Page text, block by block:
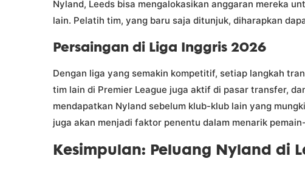
Nyland, Leeds bisa mengalokasikan anggaran mereka
lain. Pelatih tim, yang baru saja ditunjuk, diharapkan
Persaingan di Liga Inggris 2026
Dengan liga yang semakin kompetitif, setiap langkah
tim lain di Premier League juga aktif di pasar transfer,
mendapatkan Nyland sebelum klub-klub lain yang
juga akan menjadi faktor penentu dalam menarik
Kesimpulan: Peluang Nyland di